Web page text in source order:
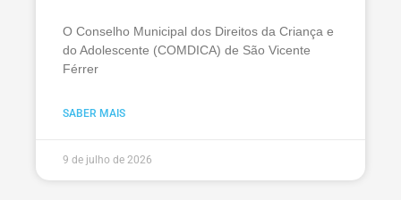
O Conselho Municipal dos Direitos da Criança e
do Adolescente (COMDICA) de São Vicente
Férrer
SABER MAIS
9 de julho de 2026